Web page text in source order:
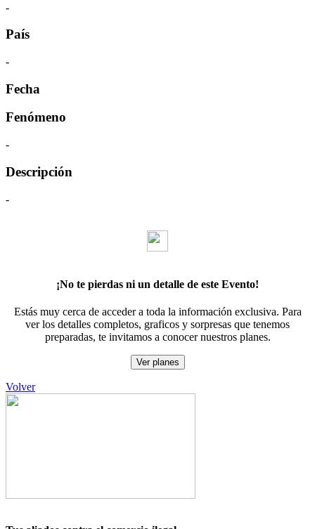
-
País
-
Fecha
Fenómeno
-
Descripción
-
¡No te pierdas ni un detalle de este Evento!
Estás muy cerca de acceder a toda la información exclusiva. Para
ver los detalles completos, graficos y sorpresas que tenemos
preparadas, te invitamos a conocer nuestros planes.
Ver planes
Volver